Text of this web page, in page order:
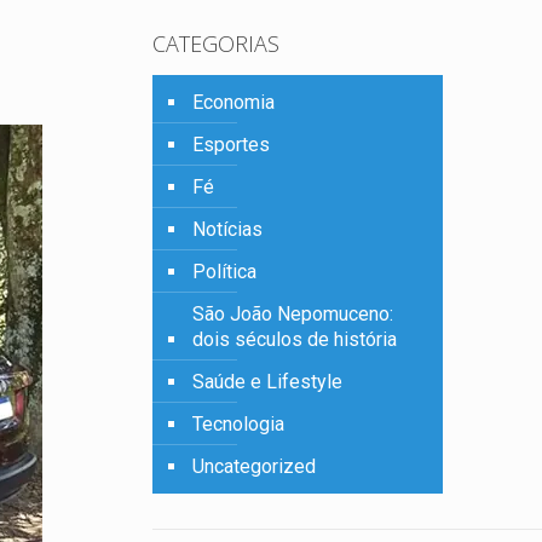
CATEGORIAS
Economia
Esportes
Fé
Notícias
Política
São João Nepomuceno:
dois séculos de história
Saúde e Lifestyle
Tecnologia
Uncategorized